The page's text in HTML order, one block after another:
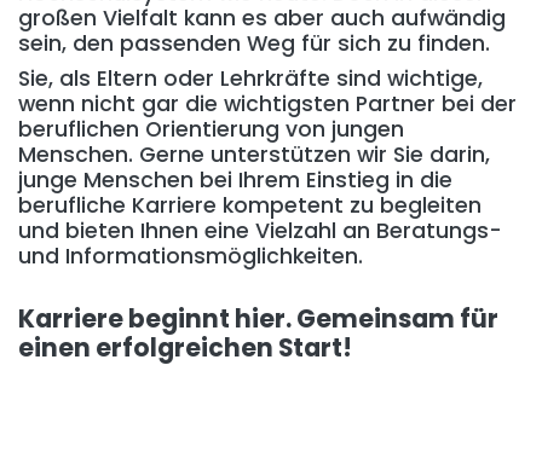
großen Vielfalt kann es aber auch aufwändig
sein, den passenden Weg für sich zu finden.
Sie, als Eltern oder Lehrkräfte sind wichtige,
wenn nicht gar die wichtigsten Partner bei der
beruflichen Orientierung von jungen
Menschen. Gerne unterstützen wir Sie darin,
junge Menschen bei Ihrem Einstieg in die
berufliche Karriere kompetent zu begleiten
und bieten Ihnen eine Vielzahl an Beratungs-
und Informationsmöglichkeiten.
Karriere beginnt hier. Gemeinsam für
einen erfolgreichen Start!